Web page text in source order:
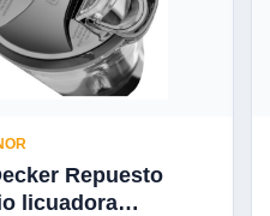
Repuesto
licuadora